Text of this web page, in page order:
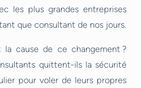
les plus grandes entreprises
que consultant de nos jours.
la cause de ce changement ?
quittent-ils la sécurité
pour voler de leurs propres